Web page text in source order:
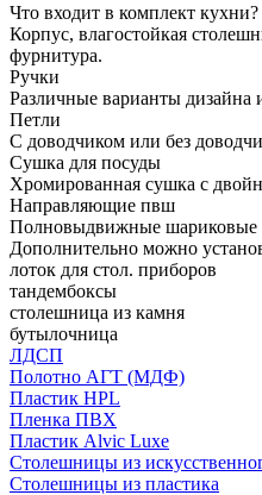
Что входит в комплект кухни?
Корпус, влагостойкая
фурнитура.
Ручки
Различные варианты дизайна
Петли
С доводчиком или без
Сушка для посуды
Хромированная сушка с
Направляющие пвш
Полновыдвижные шариковые
Дополнительно можно
лоток для стол. приборов
тандембоксы
столешница из камня
бутылочница
ЛДСП
Полотно АГТ (МДФ)
Пластик HPL
Пленка ПВХ
Пластик Alvic Luxe
Столешницы из
Столешницы из пластика